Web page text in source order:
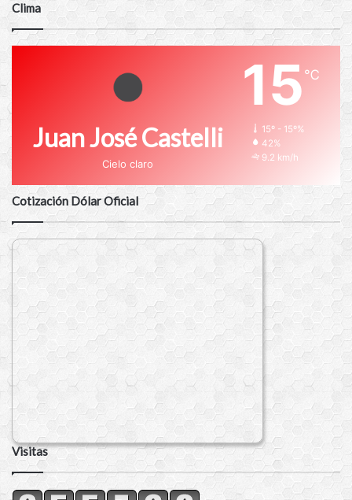
Clima
Juan José Castelli
Cielo claro
15℃
15º - 15º%
42%
9.2 km/h
Cotización Dólar Oficial
Visitas